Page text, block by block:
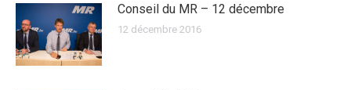
Conseil du MR – 12 décembre
12 décembre 2016